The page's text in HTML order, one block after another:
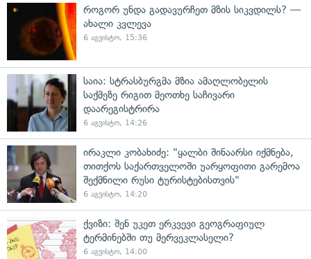
როგორ უნდა გადავურჩეთ მზის სიკვდილს? —
ახალი კვლევა
6 აგვისტო, 15:36
საია: სტრასბურგმა მზია ამაღლობელის
საქმეზე რიგით მეოთხე საჩივარი
დაარეგისტრირა
6 აგვისტო, 14:26
ირაკლი კობახიძე: "ყალბი შინაარსი იქმნება,
თითქოს საქართველოში უარყოფითი გარემოა
შექმნილი რუსი ტურისტებისთვის"
6 აგვისტო, 14:20
ქვიზი: შენ უკეთ ერკვევი გეოგრაფიულ
ტერმინებში თუ მერვეკლასელი?
6 აგვისტო, 14:00